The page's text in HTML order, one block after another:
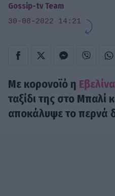
Gossip-tv Team
30-08-2022 14:21
Με κορονοϊό η
ταξίδι της στο Μπαλί
αποκάλυψε το περνά